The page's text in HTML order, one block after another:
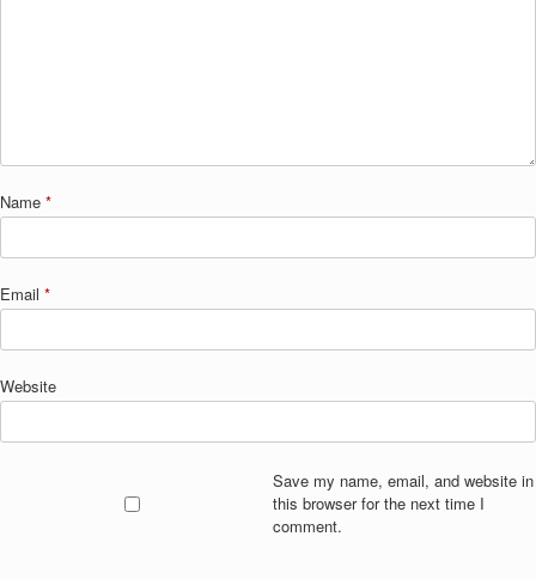
Name *
Email *
Website
Save my name, email, and website in
this browser for the next time I
comment.